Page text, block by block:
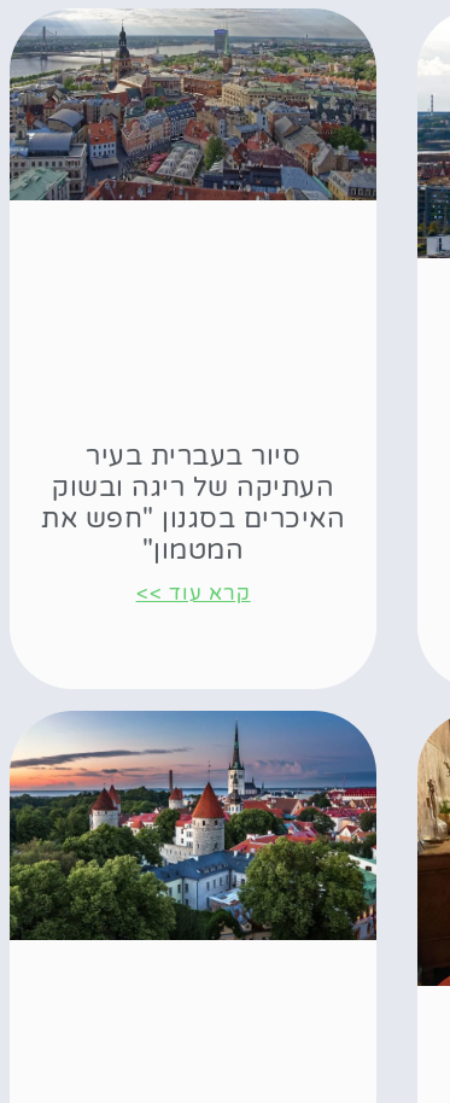
סיור בעברית בעיר
העתיקה של ריגה ובשוק
האיכרים בסגנון "חפש את
המטמון"
קרא עוד >>